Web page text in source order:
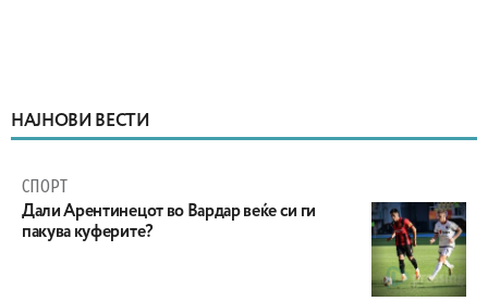
НАЈНОВИ ВЕСТИ
СПОРТ
Дали Арентинецот во Вардар веќе си ги
пакува куферите?